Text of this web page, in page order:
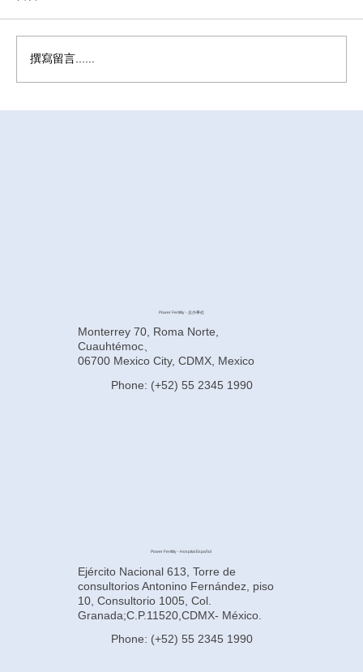
墨西哥代孕前如何提高卵子质量？
撰寫留言......
Power Fertility - 总办事处
Monterrey 70, Roma Norte,
Cuauhtémoc、
06700 Mexico City, CDMX, Mexico
Phone: (+52) 55 2345 1990
Power Fertility - Hospital Español
Ejército Nacional 613, Torre de
consultorios Antonino Fernández, piso
10, Consultorio 1005, Col.
Granada;C.P.11520,CDMX- México.
Phone: (+52) 55 2345 1990